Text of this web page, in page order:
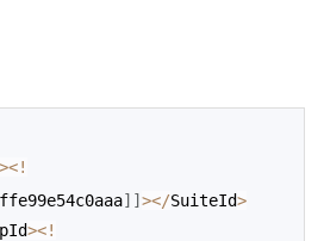
><!
] ] ></SuiteId>
><!